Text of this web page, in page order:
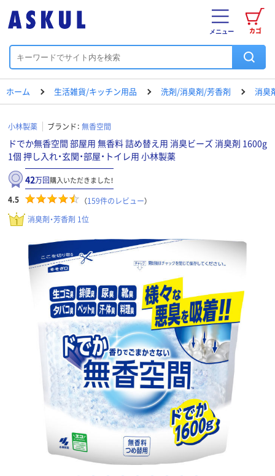
カゴ
メニュー
ホーム 生活雑貨/キッチン用品 洗剤/消臭剤/芳香剤 消臭
小林製薬 ブランド： 無香空間
ドでか無香空間 部屋用 無香料 詰め替え用 消臭ビーズ 消臭剤 1600g
1個 押し入れ・玄関・部屋・トイレ用 小林製薬
42万回購入いただきました！
4.5 （159件のレビュー）
消臭剤・芳香剤 1位